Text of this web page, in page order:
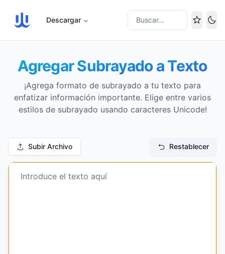
Descargar Buscar...
Agregar Subrayado a Texto
¡Agrega formato de subrayado a tu texto para
enfatizar información importante. Elige entre varios
estilos de subrayado usando caracteres Unicode!
Subir Archivo Restablecer